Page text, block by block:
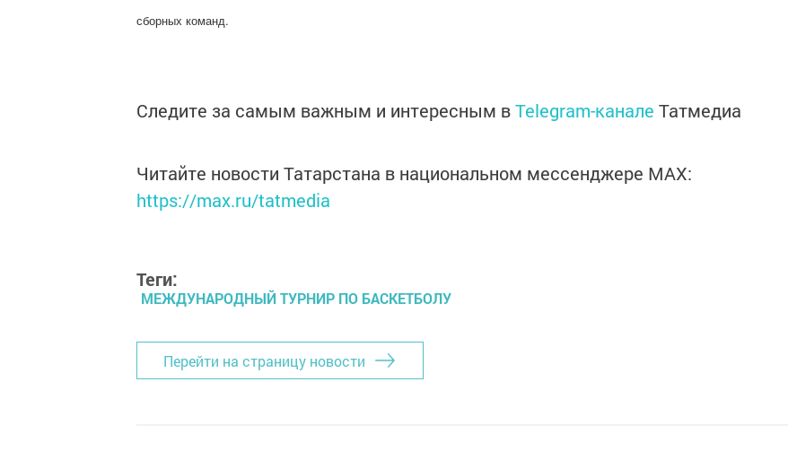
сборных команд.
Следите за самым важным и интересным вTelegram-канале Татмедиа
Читайте новости Татарстана в национальном мессенджере MАХ:
https://max.ru/tatmedia
Теги:
МЕЖДУНАРОДНЫЙ ТУРНИР ПО БАСКЕТБОЛУ
Перейти на страницу новости